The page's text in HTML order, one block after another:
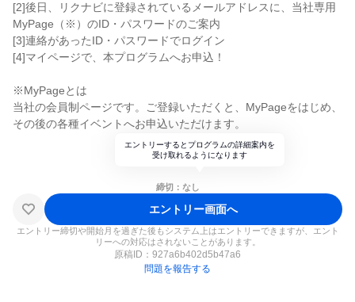
[2]後日、リクナビに登録されているメールアドレスに、当社専用
MyPage（※）のID・パスワードのご案内
[3]連絡があったID・パスワードでログイン
[4]マイページで、本プログラムへお申込！
※MyPageとは
当社の会員制ページです。ご登録いただくと、MyPageをはじめ、
その後の各種イベントへお申込いただけます。
エントリーするとプログラムの詳細案内を
受け取れるようになります
締切：なし
エントリー画面へ
エントリー締切や開始月を過ぎた後もシステム上はエントリーできますが、エント
リーへの対応はされないことがあります。
原稿ID： 927a6b402d5b47a6
問題を報告する